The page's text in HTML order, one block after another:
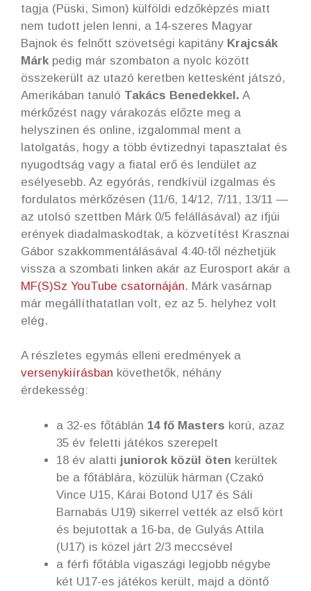
tagja (Püski, Simon) külföldi edzőképzés miatt
nem tudott jelen lenni, a 14-szeres Magyar
Bajnok és felnőtt szövetségi kapitány Krajcsák
Márk pedig már szombaton a nyolc között
összekerült az utazó keretben kettesként játszó,
Amerikában tanuló Takács Benedekkel. A
mérkőzést nagy várakozás előzte meg a
helyszínen és online, izgalommal ment a
latolgatás, hogy a több évtizednyi tapasztalat és
nyugodtság vagy a fiatal erő és lendület az
esélyesebb. Az egyórás, rendkívül izgalmas és
fordulatos mérkőzésen (11/6, 14/12, 7/11, 13/11 —
az utolsó szettben Márk 0/5 felállásával) az ifjúi
erények diadalmaskodtak, a közvetítést Krasznai
Gábor szakkommentálásával 4:40-től nézhetjük
vissza a szombati linken akár az Eurosport akár a
MF(S)Sz YouTube csatornáján. Márk vasárnap
már megállíthatatlan volt, ez az 5. helyhez volt
elég.
A részletes egymás elleni eredmények a
versenykiírásban követhetők, néhány
érdekesség:
a 32-es főtáblán 14 fő Masters korú, azaz
35 év feletti játékos szerepelt
18 év alatti juniorok közül öten kerültek
be a főtáblára, közülük hárman (Czakó
Vince U15, Kárai Botond U17 és Sáli
Barnabás U19) sikerrel vették az első kört
és bejutottak a 16-ba, de Gulyás Attila
(U17) is közel járt 2/3 meccsével
a férfi főtábla vigaszági legjobb négybe
két U17-es játékos került, majd a döntő